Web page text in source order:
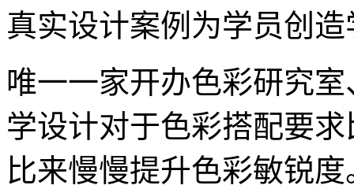
真实设计案例为学员创
唯一一家开办色彩研究
学设计对于色彩搭配要
比来慢慢提升色彩敏锐